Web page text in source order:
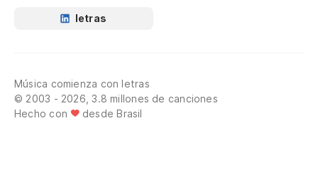
letras
Música comienza con letras
© 2003 - 2026, 3.8 millones de canciones
Hecho con
desde Brasil